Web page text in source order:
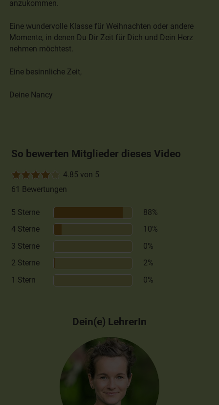
anzukommen.
Eine wundervolle Klasse für Weihnachten oder andere
Momente, in denen Du Dir Zeit für Dich und Dein Herz
nehmen möchtest.
Eine besinnliche Zeit,
Deine Nancy
So bewerten Mitglieder dieses Video
4.85 von 5
61 Bewertungen
5 Sterne
88%
4 Sterne
10%
3 Sterne
0%
2 Sterne
2%
1 Stern
0%
Dein(e) LehrerIn